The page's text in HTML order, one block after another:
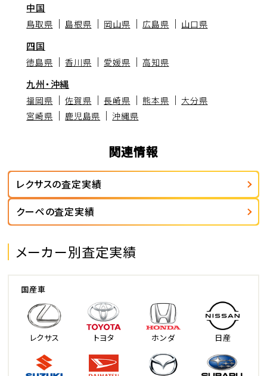
中国
鳥取県 島根県 岡山県 広島県 山口県
四国
徳島県 香川県 愛媛県 高知県
九州・沖縄
福岡県 佐賀県 長崎県 熊本県
大分県
宮崎県
鹿児島県 沖縄県
関連情報
レクサスの査定実績
クーペの査定実績
メーカー別査定実績
国産車
レクサス トヨタ ホンダ 日産